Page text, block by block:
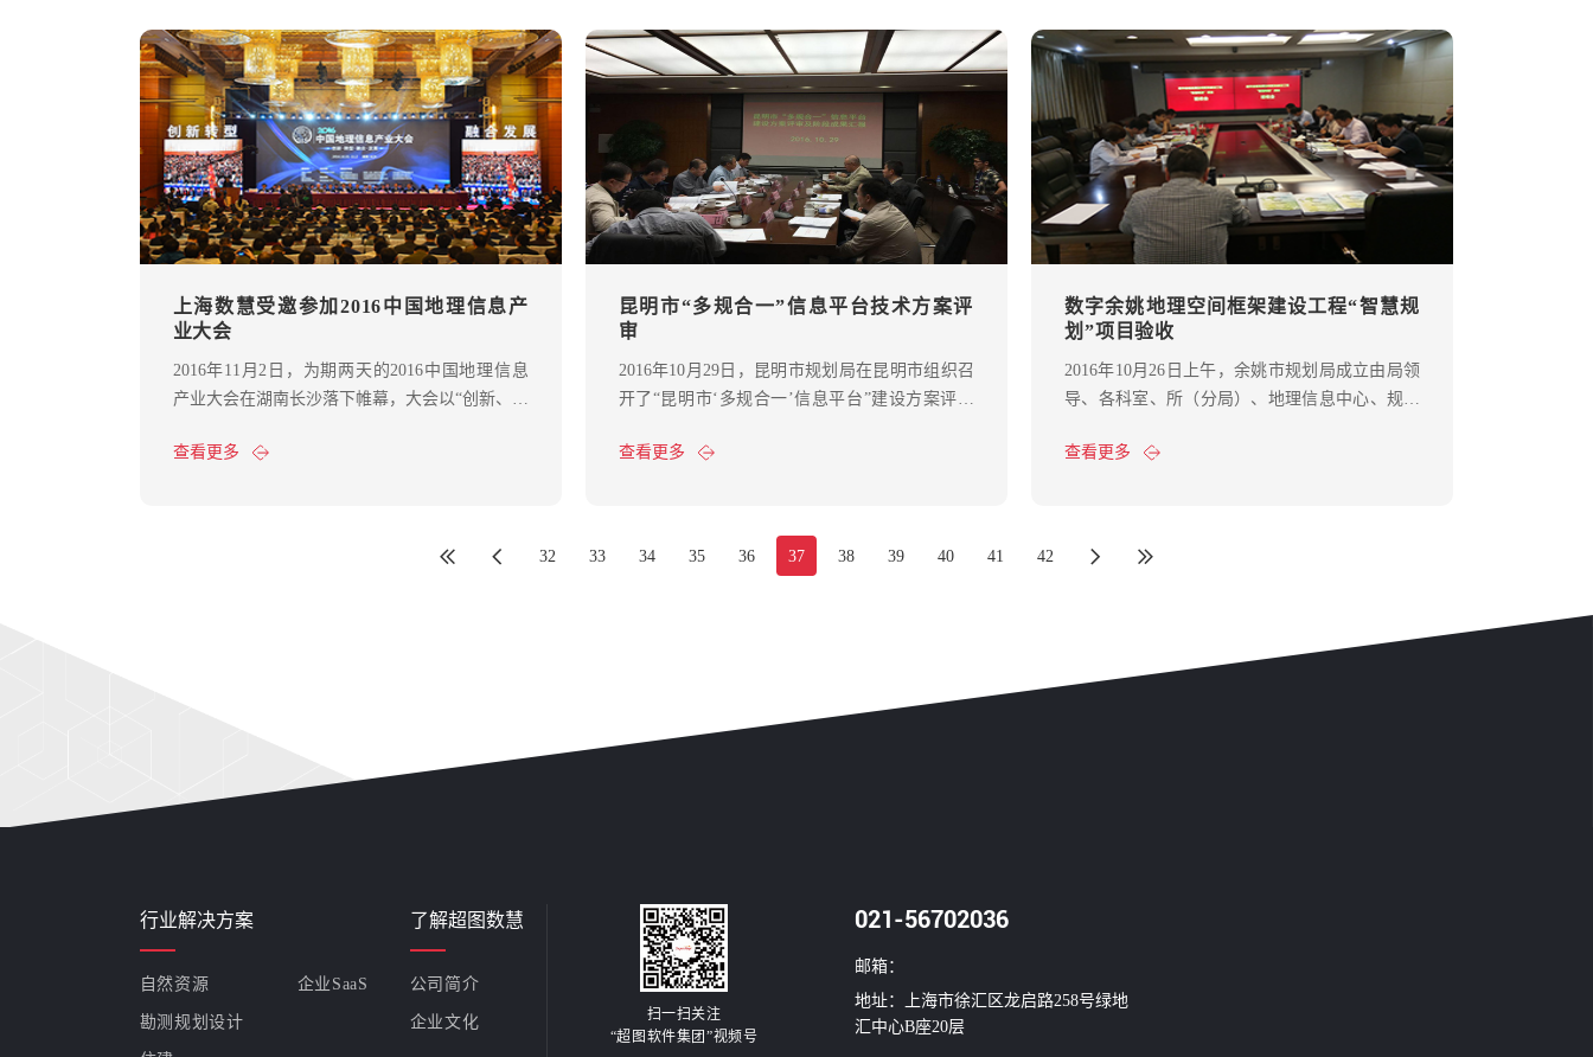
上海数慧受邀参加2016中国地理信息产
业大会
2016年11月2日，为期两天的2016中国地理信息
产业大会在湖南长沙落下帷幕，大会以“创新、转
加。上海数慧派代表参加了本次会议，在了解行
查看更多
昆明市“多规合一”信息平台技术方案评
审
2016年10月29日，昆明市规划局在昆明市组织召
开了“昆明市‘多规合一’信息平台”建设方案评审
和原型系统演示之后，就技术方案进行了提问，
求，技术方案指导思想明确、技术路线清晰，满
足昆明市“多规合一”工作方案要求，同意通过专
查看更多
数字余姚地理空间框架建设工程“智慧规
划”项目验收
2016年10月26日上午，余姚市规划局成立由局领
导、各科室、所（分局）、地理信息中心、规划
工程‘智慧规划’”项目验收工作组，并由毛金坤副
技术有限公司的项目成果汇报，审阅项目文档，
查看更多
32 33 34 35 36 37 38 39 40 41 42
行业解决方案
自然资源
勘测规划设计
企业SaaS
了解超图数慧
公司简介
企业文化
扫一扫关注
“超图软件集团”视频号
021-56702036
邮箱：
地址：上海市徐汇区龙启路258号绿地
汇中心B座20层